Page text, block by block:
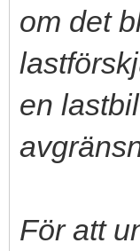
om det
en
För att